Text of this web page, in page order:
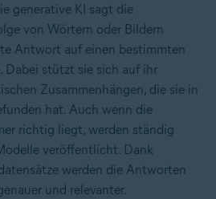
generative KI sagt die
von Wörtern oder Bildern
Antwort auf einen bestimmten
Dabei stützt sie sich auf ihr
Zusammenhängen, die sie in
hat. Auch wenn die
richtig liegt, werden ständig
veröffentlicht. Dank
werden die Antworten
und relevanter.